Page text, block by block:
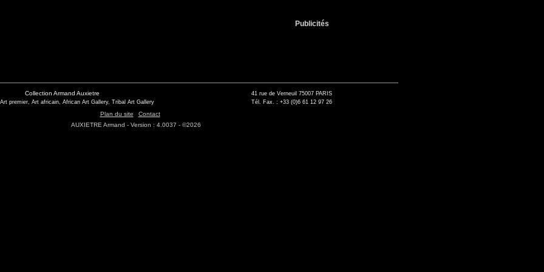
Publicités
Collection Armand Auxietre
premier, Art africain, African Art Gallery, Tribal Art Gallery
41 rue de Verneuil 75007 PARIS
Tél. Fax. : +33 (0)6 61 12 97 26
Plan du site
Contact
AUXIETRE Armand - Version : 4.0037 - ©2026